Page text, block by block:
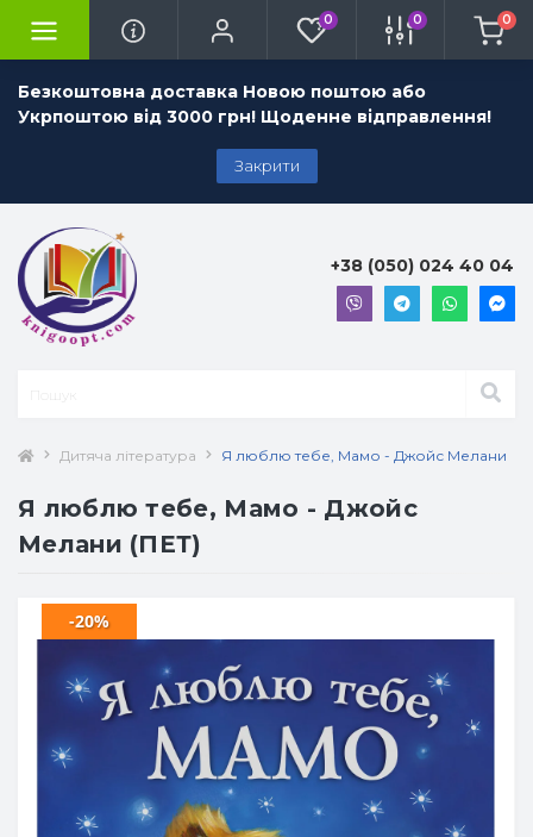
Безкоштовна доставка Новою поштою або
Укрпоштою від 3000 грн! Щоденне відправлення!
Закрити
0 0 0
+38 (050) 024 40 04
Дитяча література Я люблю тебе, Мамо - Джойс Мелани
Я люблю тебе, Мамо - Джойс
Мелани (ПЕТ)
-20%